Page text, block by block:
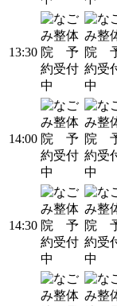
13:30
14:00
14:30